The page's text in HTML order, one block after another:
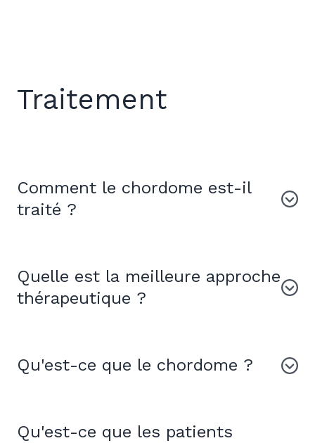
Traitement
Comment le chordome est-il
traité ?
Quelle est la meilleure approche
thérapeutique ?
Qu'est-ce que le chordome ?
Qu'est-ce que les patients